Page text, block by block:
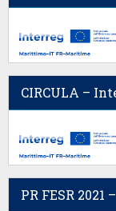
CIRCULA –
PR FESR 2021